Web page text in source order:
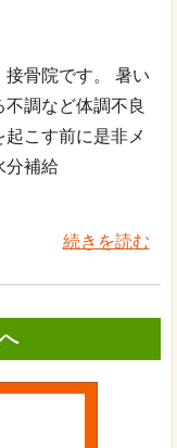
骨院です。 暑い
調など体調不良
こす前に是非メ
分補給
続きを読む